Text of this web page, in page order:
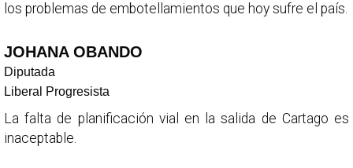
los problemas de embotellamientos que hoy sufre el país.
JOHANA OBANDO
Diputada
Liberal Progresista
La falta de planificación vial en la salida de Cartago es
inaceptable.